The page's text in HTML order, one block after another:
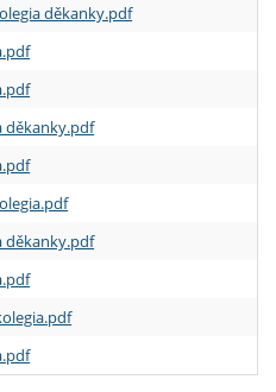
děkanky.pdf
děkanky.pdf
děkanky.pdf